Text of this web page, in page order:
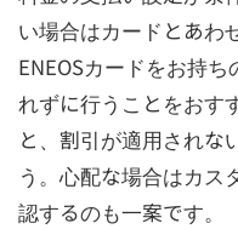
い場合はカードとあわ
ENEOSカードをお持
れずに行うことをおす
と、割引が適用されな
う。心配な場合はカス
認するのも一案です。